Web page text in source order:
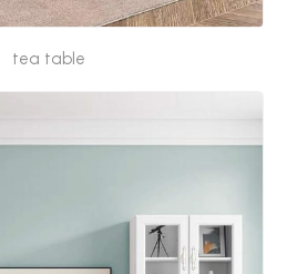
tea table